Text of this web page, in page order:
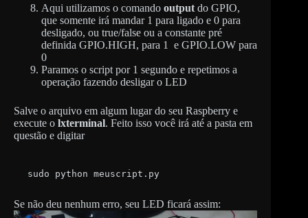
Aqui utilizamos o comando output do GPIO,
que somente irá mandar 1 para ligado e 0 para
desligado, ou true/false ou a constante pré
definida GPIO.HIGH, para 1 e GPIO.LOW para
0
Paramos o script por 1 segundo e repetimos a
operação fazendo desligar o LED
Salve o arquivo em algum lugar do seu Raspberry e
execute o lxterminal. Feito isso você irá até a pasta em
questão e digitar
sudo python meuscript.py
Se não deu nenhum erro, seu LED ficará assim: